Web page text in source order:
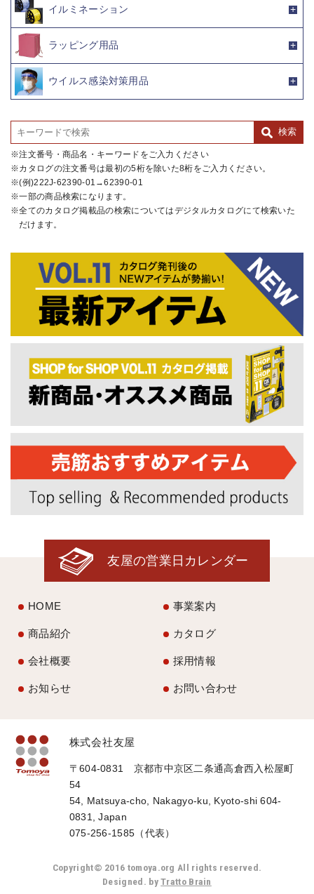
イルミネーション
ラッピング用品
ウイルス感染対策用品
注文番号・商品名・キーワードをご入力ください
カタログの注文番号は最初の5桁を除いた8桁をご入力ください。
(例)222J-62390-01→62390-01
一部の商品検索になります。
全てのカタログ掲載品の検索についてはデジタルカタログにて検索いた
だけます。
友屋の営業日カレンダー
HOME 事業案内
商品紹介 カタログ
会社概要 採用情報
お知らせ お問い合わせ
株式会社友屋
〒604-0831 京都市中京区二条通高倉西入松屋町
54
54, Matsuya-cho, Nakagyo-ku, Kyoto-shi 604-
0831, Japan
075-256-1585（代表）
Copyright© 2016 tomoya.org All rights reserved.
Designed. byTratto Brain